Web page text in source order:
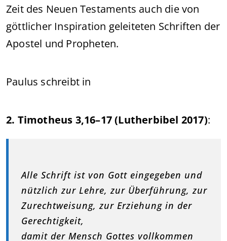
Zeit des Neuen Testaments auch die von
göttlicher Inspiration geleiteten Schriften der
Apostel und Propheten.
Paulus schreibt in
2. Timotheus 3,16–17 (Lutherbibel 2017):
Alle Schrift ist von Gott eingegeben und
nützlich zur Lehre, zur Überführung, zur
Zurechtweisung, zur Erziehung in der
Gerechtigkeit,
damit der Mensch Gottes vollkommen